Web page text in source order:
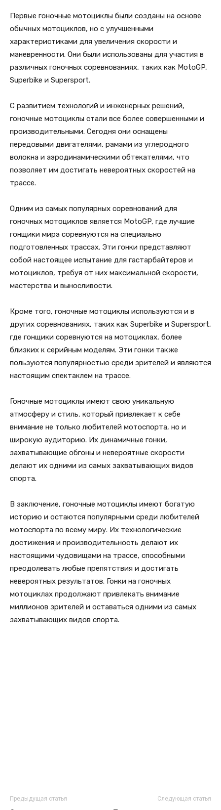
Первые гоночные мотоциклы были созданы на основе
обычных мотоциклов, но с улучшенными
характеристиками для увеличения скорости и
маневренности. Они были использованы для участия в
различных гоночных соревнованиях, таких как MotoGP,
Superbike и Supersport.
С развитием технологий и инженерных решений,
гоночные мотоциклы стали все более совершенными и
производительными. Сегодня они оснащены
передовыми двигателями, рамами из углеродного
волокна и аэродинамическими обтекателями, что
позволяет им достигать невероятных скоростей на
трассе.
Одним из самых популярных соревнований для
гоночных мотоциклов является MotoGP, где лучшие
гонщики мира соревнуются на специально
подготовленных трассах. Эти гонки представляют
собой настоящее испытание для гастарбайтеров и
мотоциклов, требуя от них максимальной скорости,
мастерства и выносливости.
Кроме того, гоночные мотоциклы используются и в
других соревнованиях, таких как Superbike и Supersport,
где гонщики соревнуются на мотоциклах, более
близких к серийным моделям. Эти гонки также
пользуются популярностью среди зрителей и являются
настоящим спектаклем на трассе.
Гоночные мотоциклы имеют свою уникальную
атмосферу и стиль, который привлекает к себе
внимание не только любителей мотоспорта, но и
широкую аудиторию. Их динамичные гонки,
захватывающие обгоны и невероятные скорости
делают их одними из самых захватывающих видов
спорта.
В заключение, гоночные мотоциклы имеют богатую
историю и остаются популярными среди любителей
мотоспорта по всему миру. Их технологические
достижения и производительность делают их
настоящими чудовищами на трассе, способными
преодолевать любые препятствия и достигать
невероятных результатов. Гонки на гоночных
мотоциклах продолжают привлекать внимание
миллионов зрителей и оставаться одними из самых
захватывающих видов спорта.
Предыдущая статья Следующая статья